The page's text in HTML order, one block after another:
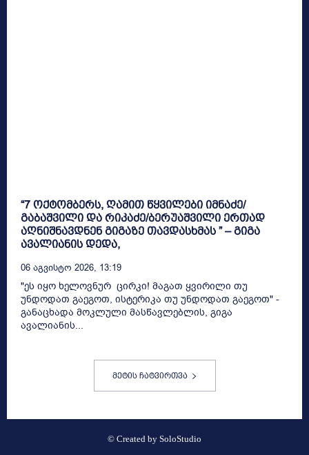
“7 ოქტომბერს, ღამით წყვილები იმნაძე/
გაბაშვილი და რიკაძე/ბერუაშვილი ერთად
აღნიშნავდნენ გიგაზე თავდასხმას ” – გიგა
ავალიანის დედა,
06 Აგვისტო 2026, 13:19
"ეს იყო ხელოვნურ ცირკი! მაგათ ყვირილი თუ
უნდოდათ გაეგოთ, ისტერიკა თუ უნდოდათ გაეგოთ" -
განაცხადა მოკლული მასწავლებლის, გიგა
ავალიანის...
მეტის ჩატვირთვა
© Created by SoloStudio